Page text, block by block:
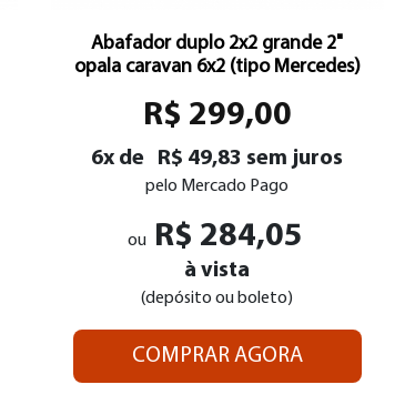
Abafador duplo 2x2 grande 2"
opala caravan 6x2 (tipo Mercedes)
R$ 299,00
6x de R$ 49,83 sem juros
pelo Mercado Pago
ou R$ 284,05
à vista
(depósito ou boleto)
COMPRAR AGORA